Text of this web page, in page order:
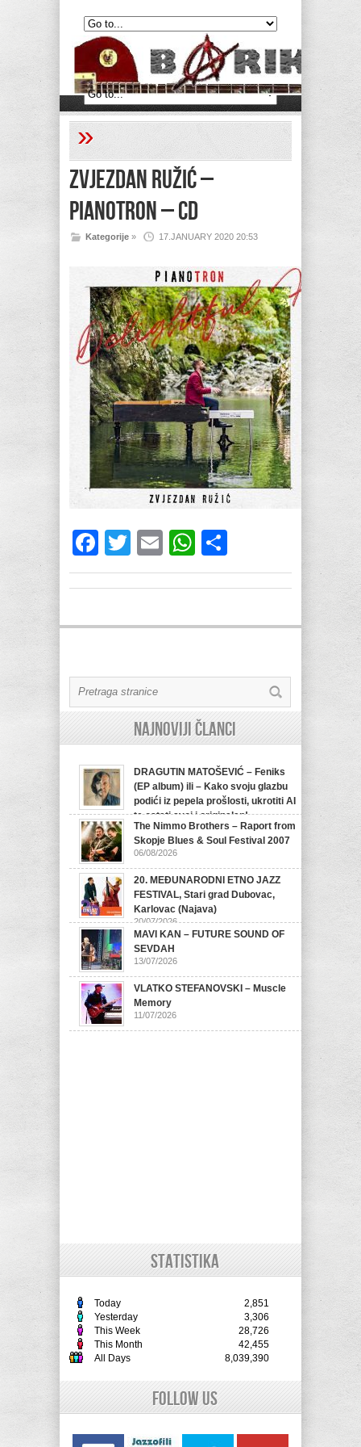
»
Zvjezdan Ružić –
Pianotron – CD
17.JANUARY 2020 20:53
Kategorije »
Facebook
Twitter
EmailWhatsApp
Najnoviji članci
DRAGUTIN MATOŠEVIĆ – Feniks
(EP album) ili – Kako svoju glazbu
podići iz pepela prošlosti, ukrotiti AI
te ostati svoj i originalan!
07/08/2026
The Nimmo Brothers – Raport from
Skopje Blues & Soul Festival 2007
06/08/2026
20. MEĐUNARODNI ETNO JAZZ
FESTIVAL, Stari grad Dubovac,
Karlovac (Najava)
20/07/2026
MAVI KAN – FUTURE SOUND OF
SEVDAH
13/07/2026
VLATKO STEFANOVSKI – Muscle
Memory
11/07/2026
STATISTIKA
Today
2,851
Yesterday
3,306
This Week
28,726
This Month
42,455
All Days
8,039,390
Follow Us